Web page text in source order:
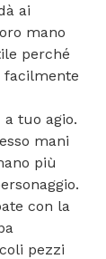
ai
mano
perché
facilmente
tuo agio.
mani
più
con la
pezzi